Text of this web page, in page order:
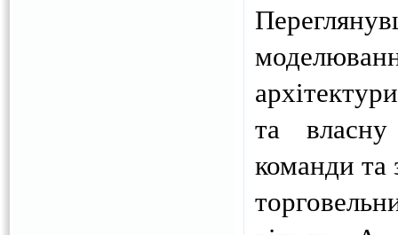
та
команди та